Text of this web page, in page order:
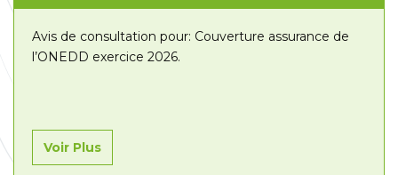
Avis de consultation pour: Couverture assurance de
l’ONEDD exercice 2026.
Voir Plus